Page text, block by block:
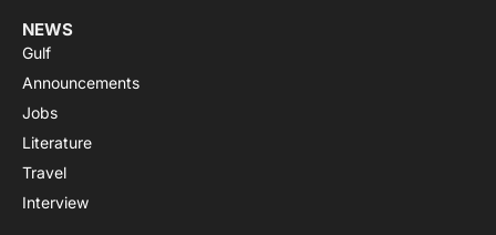
NEWS
Gulf
Announcements
Jobs
Literature
Travel
Interview